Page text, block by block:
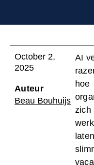
October 2,
2025
Auteur
Beau Bouhuijs
AI
hoe
zich